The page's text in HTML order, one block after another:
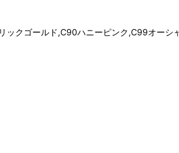
クゴールド,C90ハニーピンク,C99オーシ